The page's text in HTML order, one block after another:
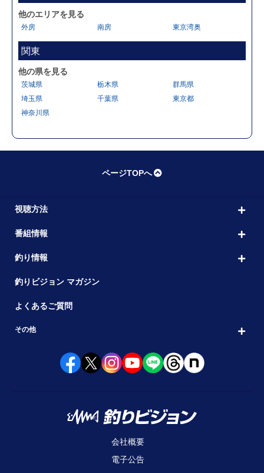
他のエリアを見る
外房 南房 東京湾奥
関東
他の県を見る
茨城県 栃木県
群馬県
埼玉県
千葉県
東京都
神奈川県
ページTOPへ
視聴方法
番組情報
釣り情報
釣りビジョン マガジン
よくあるご質問
その他
会社概要
電子公告